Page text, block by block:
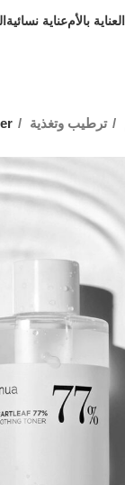
العناية بالأمعناية نسائية
ترطيب وتغذية